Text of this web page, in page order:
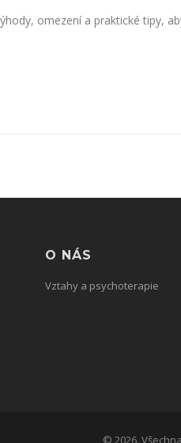
omezení a praktické tipy,
O NÁS
Vztahy a psychoterapie
© 2026.